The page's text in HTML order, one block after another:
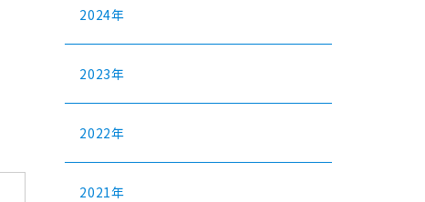
2024年
2023年
2022年
2021年